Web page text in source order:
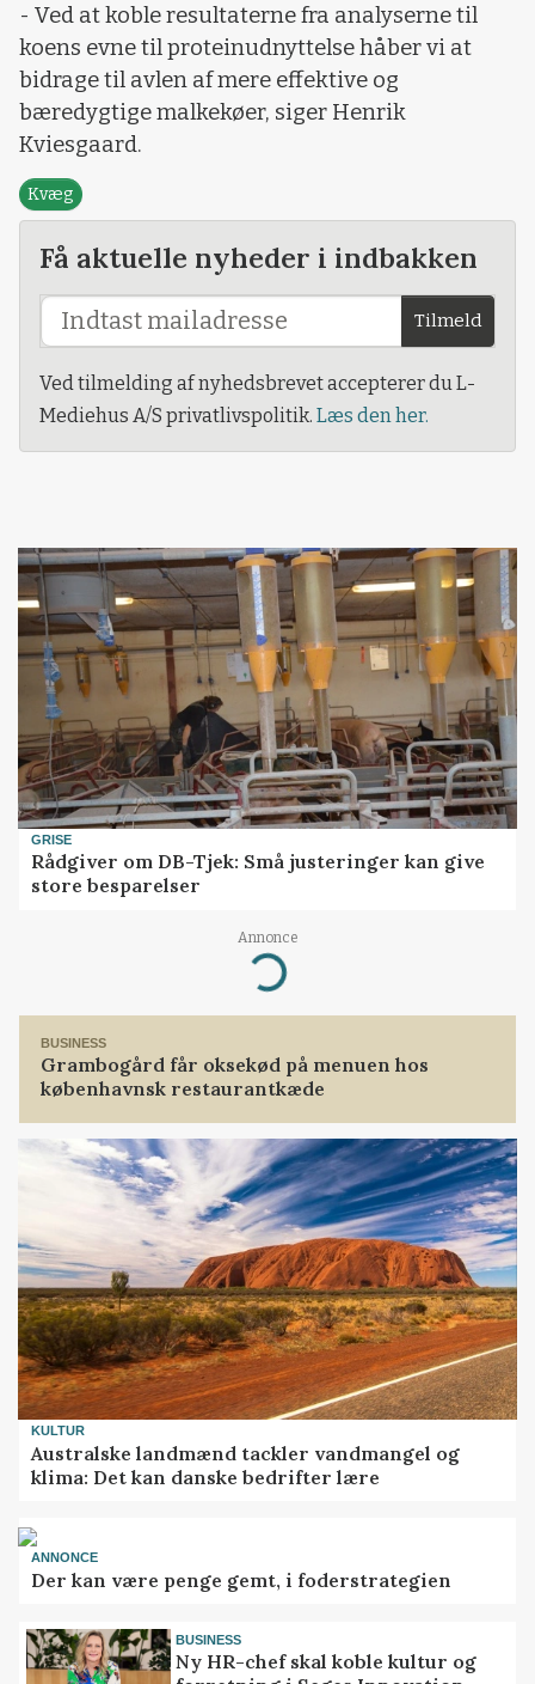
- Ved at koble resultaterne fra analyserne til
koens evne til proteinudnyttelse håber vi at
bidrage til avlen af mere effektive og
bæredygtige malkekøer, siger Henrik
Kviesgaard.
Kvæg
Få aktuelle nyheder i indbakken
Tilmeld
Ved tilmelding af nyhedsbrevet accepterer du L-
Mediehus A/S privatlivspolitik. Læs den her.
GRISE
Rådgiver om DB-Tjek: Små justeringer kan give
store besparelser
Annonce
Loading...
BUSINESS
Grambogård får oksekød på menuen hos
københavnsk restaurantkæde
KULTUR
Australske landmænd tackler vandmangel og
klima: Det kan danske bedrifter lære
ANNONCE
Der kan være penge gemt, i foderstrategien
BUSINESS
Ny HR-chef skal koble kultur og